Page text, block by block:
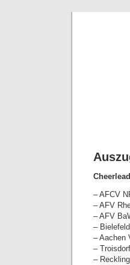
– AFCV
– AFV
– AFV
–
– Aachen
–
–